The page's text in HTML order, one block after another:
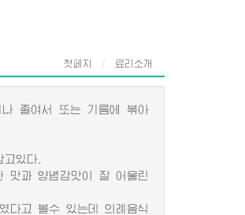
첫페지 료리소개
졸여서 또는 기름에 볶아
있다.
맛과 양념감맛이 잘 어울린
다고 볼수 있는데 의례음식